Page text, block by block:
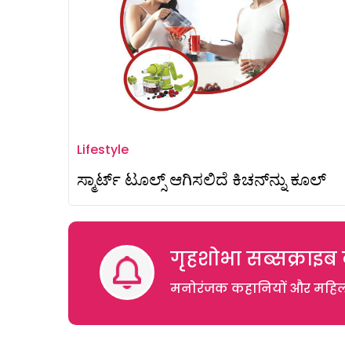
Lifestyle
ಸ್ಮಾರ್ಟ್‌ ಟೂಲ್ಸ್ ಆಗಿಸಲಿದೆ ಕಿಚನ್‌ನ್ನು ಕೂಲ್‌
गृहशोभा
मनोरंजक कहानियों और